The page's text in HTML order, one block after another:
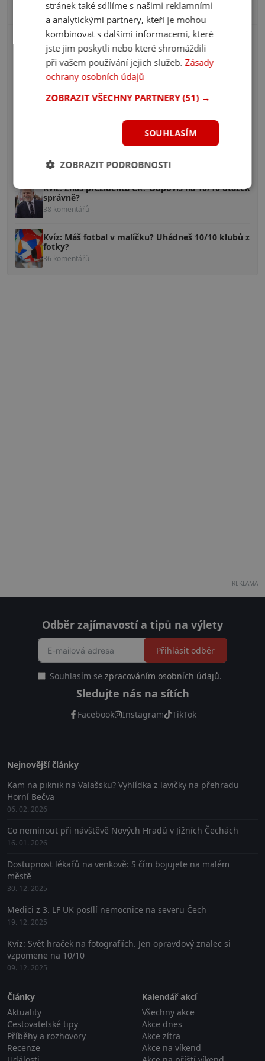
Nejžhavější diskuze
Kvíz: Znáš brněnský hantec? Přeložíš 10/10 slov?
100 komentářů
Kvíz: Pověsti české, znáš je? Poznáš aspoň 5/10?
Kvíz: Zvládáš české dějiny? Uhodneš, kdo je na
40 komentářů
Kvíz: Znáš prezidenta ČR? Odpovíš na 10/10 otázek
správně?
38 komentářů
Kvíz: Máš fotbal v malíčku? Uhádneš 10/10 klubů z
fotky?
36 komentářů
REKLAMA
Odběr zajímavostí a tipů na výlety
Souhlasím se zpracováním osobních údajů.
Přihlásit odběr
Sledujte nás na sítích
Facebook Instagram TikTok
Nejnovější články
Kam na piknik na Valašsku? Vyhlídka z lavičky na přehradu
Horní Bečva
06. 02. 2026
Co neminout při návštěvě Nových Hradů v Jižních Čechách
16. 01. 2026
Dostupnost lékařů na venkově: S čím bojujete na malém
městě
30. 12. 2025
Medici z 3. LF UK posílí nemocnice na severu Čech
19. 12. 2025
Kvíz: Svět hraček na fotografiích. Jen opravdový znalec si
vzpomene na 10/10
09. 12. 2025
Články
Aktuality
Cestovatelské tipy
Příběhy a rozhovory
Recenze
Kalendář akcí
Všechny akce
Akce dnes
Akce zítra
Akce na víkend
stránek také sdílíme s našimi reklamními
a analytickými partnery, kteří je mohou
kombinovat s dalšími informacemi, které
jste jim poskytli nebo které shromáždili
při vašem používání jejich služeb.Zásady
ochrany osobních údajů
ZOBRAZIT VŠECHNY PARTNERY(51) →
SOUHLASÍM
ZOBRAZIT PODROBNOSTI